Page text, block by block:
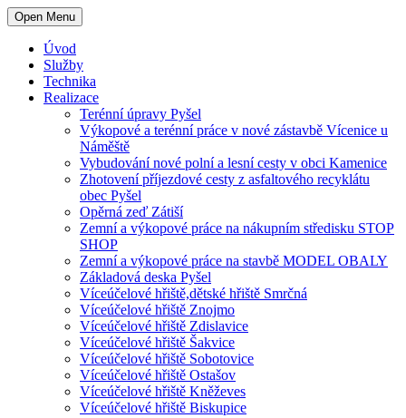
Open Menu
Úvod
Služby
Technika
Realizace
Terénní úpravy Pyšel
Výkopové a terénní práce v nové zástavbě Vícenice u
Náměště
Vybudování nové polní a lesní cesty v obci Kamenice
Zhotovení příjezdové cesty z asfaltového recyklátu
obec Pyšel
Opěrná zeď Zátiší
Zemní a výkopové práce na nákupním středisku STOP
SHOP
Zemní a výkopové práce na stavbě MODEL OBALY
Základová deska Pyšel
Víceúčelové hřiště,dětské hřiště Smrčná
Víceúčelové hřiště Znojmo
Víceúčelové hřiště Zdislavice
Víceúčelové hřiště Šakvice
Víceúčelové hřiště Sobotovice
Víceúčelové hřiště Ostašov
Víceúčelové hřiště Kněževes
Víceúčelové hřiště Biskupice